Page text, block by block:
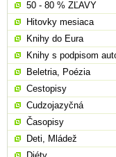
50 - 80 % ZĽAVY
Hitovky mesiaca
Knihy do Eura
Knihy s podpisom
Beletria, Poézia
Cestopisy
Cudzojazyčná
Časopisy
Deti, Mládež